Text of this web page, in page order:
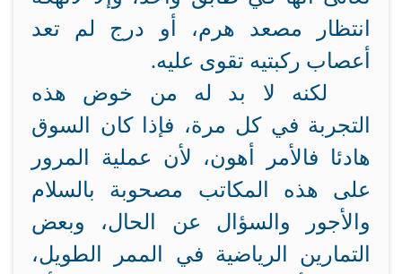
انتظار مصعد هرم، أو درج لم تعد
أعصاب ركبتيه تقوى عليه.
لكنه لا بد له من خوض هذه
التجربة في كل مرة، فإذا كان السوق
هادئا فالأمر أهون، لأن عملية المرور
على هذه المكاتب مصحوبة بالسلام
والأجور والسؤال عن الحال، وبعض
التمارين الرياضية في الممر الطويل،